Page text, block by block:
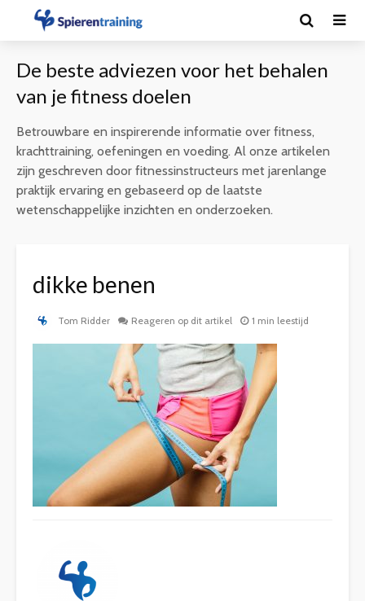
De beste adviezen voor het behalen
van je fitness doelen
Betrouwbare en inspirerende informatie over fitness,
krachttraining, oefeningen en voeding. Al onze artikelen
zijn geschreven door fitnessinstructeurs met jarenlange
praktijk ervaring en gebaseerd op de laatste
wetenschappelijke inzichten en onderzoeken.
dikke benen
Tom Ridder Reageren op dit artikel 1 min leestijd